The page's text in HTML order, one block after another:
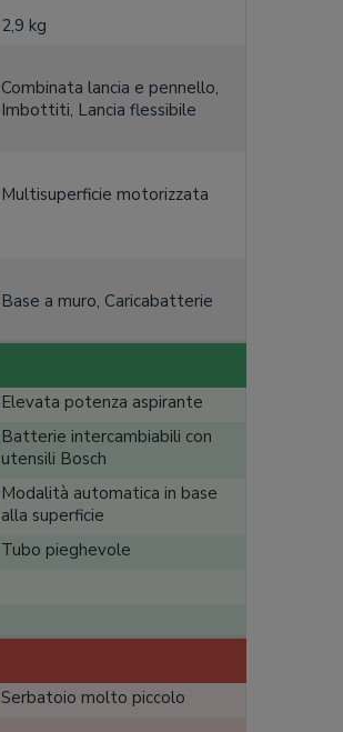
2,9 kg
Combinata lancia e pennello,
Imbottiti, Lancia flessibile
Multisuperficie motorizzata
Base a muro, Caricabatterie
Elevata potenza aspirante
Batterie intercambiabili con
utensili Bosch
Modalità automatica in base
alla superficie
Tubo pieghevole
Serbatoio molto piccolo